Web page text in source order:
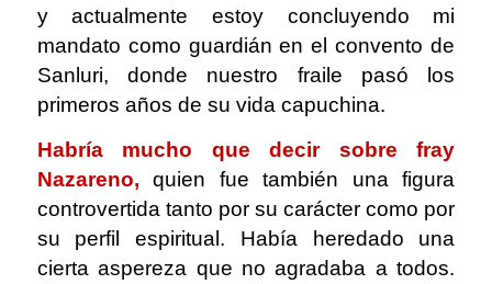
y actualmente estoy concluyendo mi
mandato como guardián en el convento de
Sanluri, donde nuestro fraile pasó los
primeros años de su vida capuchina.
Habría mucho que decir sobre fray
Nazareno, quien fue también una figura
controvertida tanto por su carácter como por
su perfil espiritual. Había heredado una
cierta aspereza que no agradaba a todos.